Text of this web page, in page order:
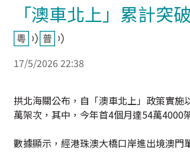
「澳車北上」累計突
17/5/2026 22:38
拱北海關公布，自「澳車北上」政策實
萬架次，其中，今年首4個月達54萬4000
數據顯示，經港珠澳大橋口岸進出境澳門